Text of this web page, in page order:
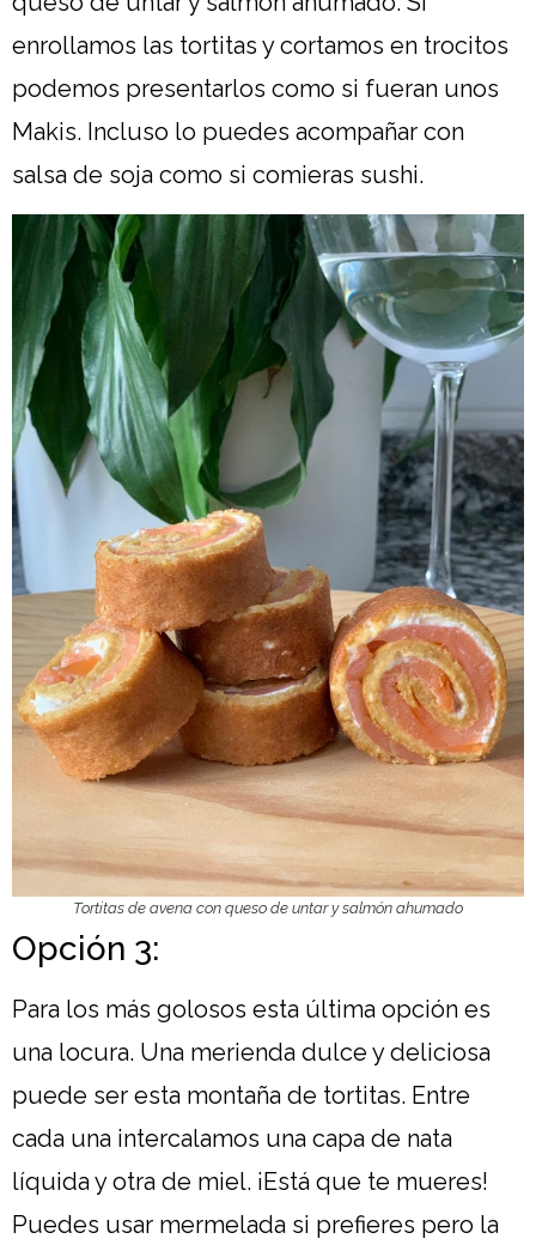
enrollamos las tortitas y cortamos en trocitos
podemos presentarlos como si fueran unos
Makis. Incluso lo puedes acompañar con
salsa de soja como si comieras sushi.
Tortitas de avena con queso de untar y salmón ahumado
Opción 3:
Para los más golosos esta última opción es
una locura. Una merienda dulce y deliciosa
puede ser esta montaña de tortitas. Entre
cada una intercalamos una capa de nata
líquida y otra de miel. ¡Está que te mueres!
Puedes usar mermelada si prefieres pero la